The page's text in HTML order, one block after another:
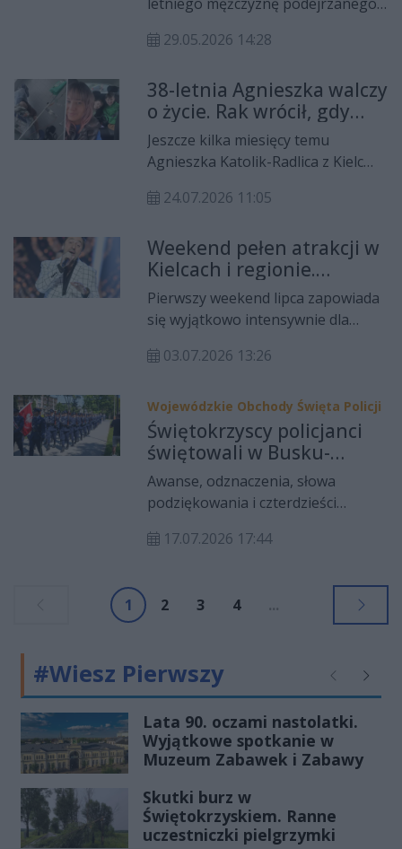
spotkania poświęcone wybitnym
polskim pisarzom.
letniego mężczyznę podejrzanego
Do zdarzenia doszło w jednej z
sądu wobec podejrzanego
zastosowano tymczasowy areszt na
okres dwóch miesięcy.
29.05.2026 14:28
38-letnia Agnieszka walczy
o życie. Rak wrócił, gdy
wydawało się, że
najgorsze już minęło
Jeszcze kilka miesięcy temu
Agnieszka Katolik-Radlica z Kielc
walkę swojego życia. Po miesiącach
przekazali jej wiadomość, na którą
czekała – organizm osiągnął pełną
odpowiedź na terapię. Niestety,
radość trwała zaledwie trzy
miesiące.
24.07.2026 11:05
Weekend pełen atrakcji w
Kielcach i regionie.
Koncerty, festiwale i
spotkania z historią
Pierwszy weekend lipca zapowiada
się wyjątkowo intensywnie dla
świętokrzyskiego. Od 3 do 5 lipca
wydarzeń – od dużych koncertów
plenerowych i festiwali muzycznych,
przez imprezy rodzinne, po
rekonstrukcje historyczne i
wydarzenia kulturalne.
03.07.2026 13:26
Wojewódzkie Obchody Święta Policji
Świętokrzyscy policjanci
świętowali w Busku-
Zdroju. Czterdziestu
nowych funkcjonariuszy
złożyło ślubowanie
Awanse, odznaczenia, słowa
podziękowania i czterdzieści
Przed Tężnią Solankową w Busku-
Obchody Święta Policji. To był dzień
tych, którzy każdego dnia stają na
regionu.
17.07.2026 17:44
1 2 3 4 ...
#Wiesz Pierwszy Poprzednie
Lata 90. oczami nastolatki.
Wyjątkowe spotkanie w
Muzeum Zabawek i Zabawy
Skutki burz w
Świętokrzyskiem. Ranne
uczestniczki pielgrzymki